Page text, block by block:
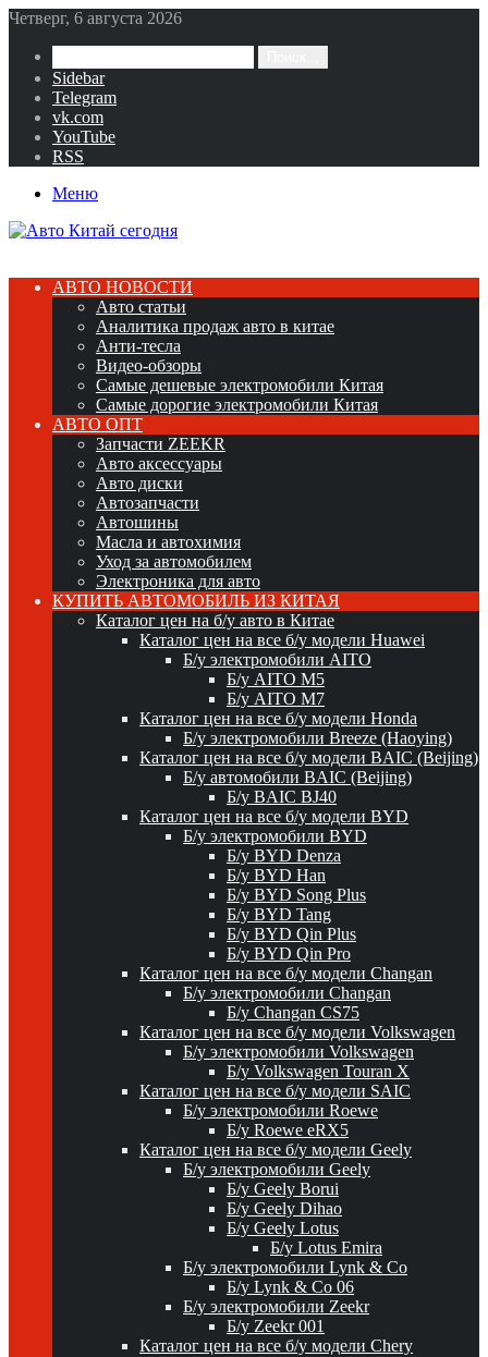
Четверг, 6 августа 2026
Sidebar
Telegram
vk.com
YouTube
RSS
Меню
АВТО НОВОСТИ
Авто статьи
Аналитика продаж авто в китае
Анти-тесла
Видео-обзоры
Самые дешевые электромобили Китая
Самые дорогие электромобили Китая
АВТО ОПТ
Запчасти ZEEKR
Авто аксессуары
Авто диски
Автозапчасти
Автошины
Масла и автохимия
Уход за автомобилем
Электроника для авто
КУПИТЬ АВТОМОБИЛЬ ИЗ КИТАЯ
Каталог цен на б/у авто в Китае
Каталог цен на все б/у модели Huawei
Б/у электромобили AITO
Б/у AITO M5
Б/у AITO M7
Каталог цен на все б/у модели Honda
Б/у электромобили Breeze (Haoying)
Каталог цен на все б/у модели BAIC (Beijing)
Б/у автомобили BAIC (Beijing)
Б/у BAIC BJ40
Каталог цен на все б/у модели BYD
Б/у электромобили BYD
Б/у BYD Denza
Б/у BYD Han
Б/у BYD Song Plus
Б/у BYD Tang
Б/у BYD Qin Plus
Б/у BYD Qin Pro
Каталог цен на все б/у модели Changan
Б/у электромобили Changan
Б/у Changan CS75
Каталог цен на все б/у модели Volkswagen
Б/у электромобили Volkswagen
Б/у Volkswagen Touran X
Каталог цен на все б/у модели SAIC
Б/у электромобили Roewe
Б/у Roewe eRX5
Каталог цен на все б/у модели Geely
Б/у электромобили Geely
Б/у Geely Borui
Б/у Geely Dihao
Б/у Geely Lotus
Б/у Lotus Emira
Б/у электромобили Lynk & Co
Б/у Lynk & Co 06
Б/у электромобили Zeekr
Б/у Zeekr 001
Каталог цен на все б/у модели Chery